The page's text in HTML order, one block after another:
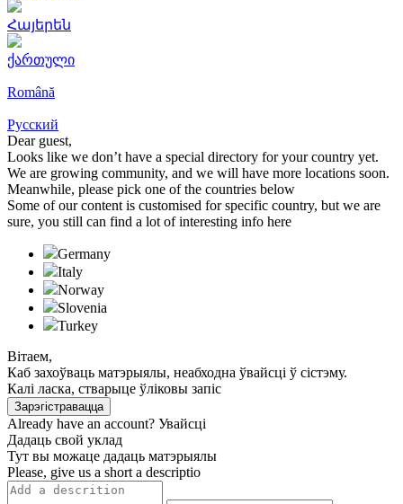
Հայերեն
ქართული
Română
Русский
Dear guest,
Looks like we don’t have a special directory for your country yet.
We are growing community, and we will have more locations soon.
Meanwhile, please pick one of the countries below
Some of our content is customised for specific country, but we are
sure, you still can find a lot of interesting info here
Germany
Italy
Norway
Slovenia
Turkeу
Вітаем,
Каб захоўваць матэрыялы, неабходна ўвайсці ў сістэму.
Калі ласка, стварыце ўліковы запіс
Зарэгістравацца
Already have an account? Увайсці
Дадаць свой уклад
Тут вы можаце дадаць матэрыялы
Please, give us a short a descriptio